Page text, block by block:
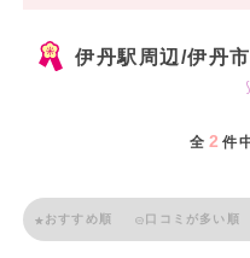
伊丹駅周辺/伊丹
全 2 件
おすすめ順 口コミが多い順